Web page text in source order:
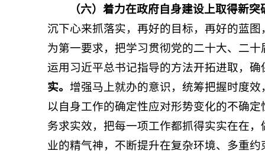
（六）着力在政府自身建设上取得新突
沉下心来抓落实，再好的目标，再好的蓝
为第一要求，把学习贯彻党的二十大、二
运用习近平总书记指导的方法开拓进取，
实。 增强马上就办的意识，统筹把握时度
以自身工作的确定性应对形势变化的不确定
务求实效，把每一项工作都抓得实实在在
业的精气神，不断提升在复杂环境、多重